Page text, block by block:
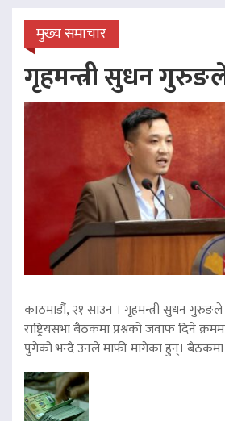
मुख्य समाचार
गृहमन्त्री सुधन
काठमाडौं, २१ साउन । गृहमन्त्री सुधन
राष्ट्रियसभा बैठकमा प्रश्नको जवाफ दिने
पुगेको भन्दै उनले माफी मागेका हुन्। बैठकमा